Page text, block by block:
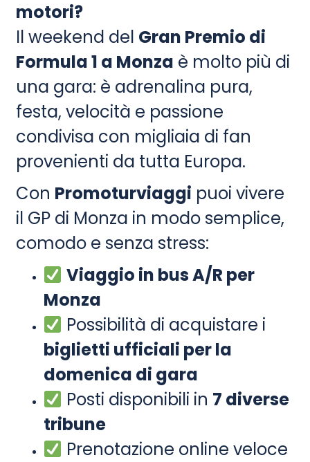
motori?
Il weekend del Gran Premio di
Formula 1 a Monza è molto più di
una gara: è adrenalina pura,
festa, velocità e passione
condivisa con migliaia di fan
provenienti da tutta Europa.
Con Promoturviaggi puoi vivere
il GP di Monza in modo semplice,
comodo e senza stress:
Viaggio in bus A/R per
Monza
Possibilità di acquistare i
biglietti ufficiali per la
domenica di gara
Posti disponibili in 7 diverse
tribune
Prenotazione online veloce